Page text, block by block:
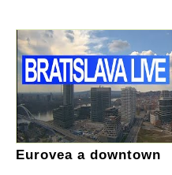
Eurovea a downtown